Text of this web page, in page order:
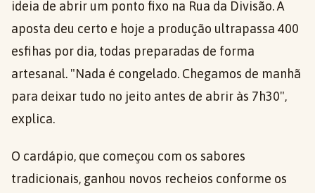
ideia de abrir um ponto fixo na Rua da Divisão. A
aposta deu certo e hoje a produção ultrapassa 400
esfihas por dia, todas preparadas de forma
artesanal. "Nada é congelado. Chegamos de manhã
para deixar tudo no jeito antes de abrir às 7h30",
explica.
O cardápio, que começou com os sabores
tradicionais, ganhou novos recheios conforme os